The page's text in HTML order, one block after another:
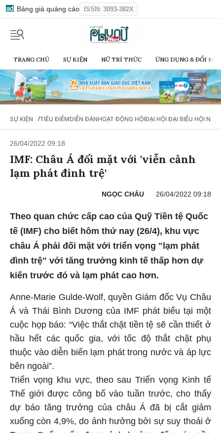
Bảng giá quảng cáo ISSN: 3093-382X
TRANG CHỦ SỰ KIỆN NỮ TRÍ THỨC ỨNG DỤNG & ĐỔI
SỰ KIỆN / TIÊU ĐIỂMDIỄN ĐÀNHOẠT ĐỘNG HỘIĐẠI HỘI ĐẠI BIỂU HỘI NỮ
26/04/2022 09:18
IMF: Châu Á đối mặt với 'viễn cảnh
lạm phát đình trệ'
NGỌC CHÂU 26/04/2022 09:18
Theo quan chức cấp cao của Quỹ Tiền tệ Quốc
tế (IMF) cho biết hôm thứ nay (26/4), khu vực
châu Á phải đối mặt với triển vọng "lạm phát
đình trệ" với tăng trưởng kinh tế thấp hơn dự
kiến ​​trước đó và lạm phát cao hơn.
Anne-Marie Gulde-Wolf, quyền Giám đốc Vụ Châu
Á và Thái Bình Dương của IMF phát biểu tại một
cuộc họp báo: “Việc thắt chặt tiền tệ sẽ cần thiết ở
hầu hết các quốc gia, với tốc độ thắt chặt phụ
thuộc vào diễn biến lạm phát trong nước và áp lực
bên ngoài”.
Triển vọng khu vực, theo sau Triển vọng Kinh tế
Thế giới được công bố vào tuần trước, cho thấy
dự báo tăng trưởng của châu Á đã bị cắt giảm
xuống còn 4,9%, do ảnh hưởng bởi sự suy thoái ở